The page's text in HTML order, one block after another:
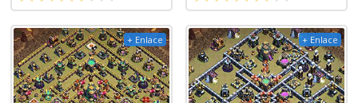
+ Enlace + Enlace